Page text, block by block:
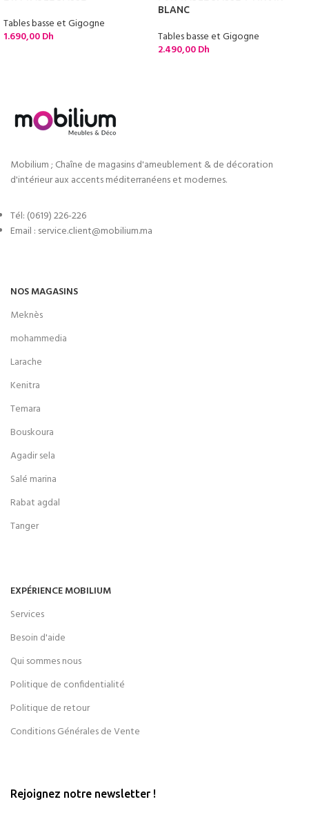
Tables basse et Gigogne
1.690,00Dh
BLANC
Tables basse et Gigogne
2.490,00Dh
Mobilium ; Chaîne de magasins d'ameublement & de décoration
d'intérieur aux accents méditerranéens et modernes.
Tél: (0619) 226-226
Email : service.client@mobilium.ma
NOS MAGASINS
Meknès
mohammedia
Larache
Kenitra
Temara
Bouskoura
Agadir sela
Salé marina
Rabat agdal
Tanger
EXPÉRIENCE MOBILIUM
Services
Besoin d'aide
Qui sommes nous
Politique de confidentialité
Politique de retour
Conditions Générales de Vente
Rejoignez notre newsletter !